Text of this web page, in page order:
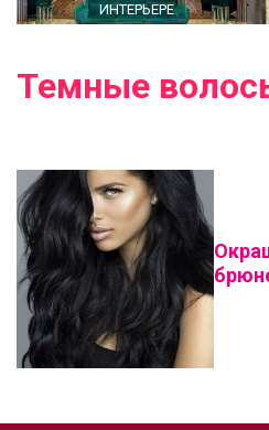
ИНТЕРЬЕРЕ
Темные